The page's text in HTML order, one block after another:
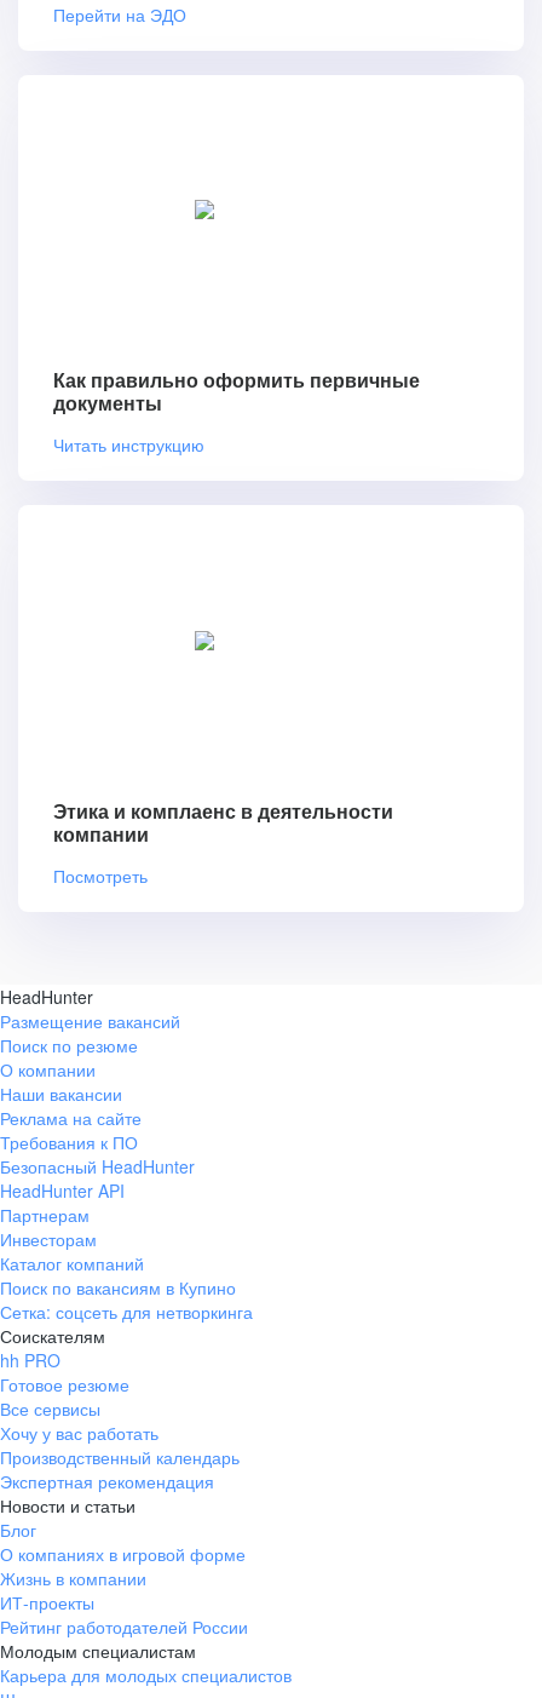
Перейти на ЭДО
Как правильно оформить первичные
документы
Читать инструкцию
Этика и комплаенс в деятельности
компании
Посмотреть
HeadHunter
Размещение вакансий
Поиск по резюме
О компании
Наши вакансии
Реклама на сайте
Требования к ПО
Безопасный HeadHunter
HeadHunter API
Партнерам
Инвесторам
Каталог компаний
Поиск по вакансиям в Купино
Сетка: соцсеть для нетворкинга
Соискателям
hh PRO
Готовое резюме
Все сервисы
Хочу у вас работать
Производственный календарь
Экспертная рекомендация
Новости и статьи
Блог
О компаниях в игровой форме
Жизнь в компании
ИТ-проекты
Рейтинг работодателей России
Молодым специалистам
Карьера для молодых специалистов